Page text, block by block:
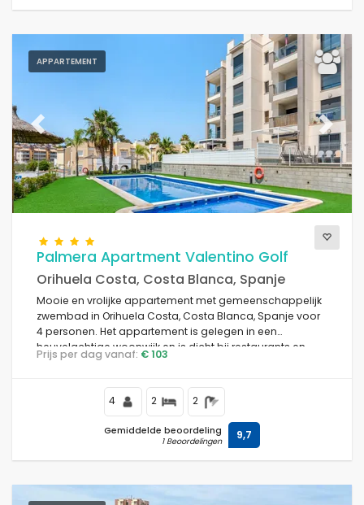
Afstanden
Comfort
Diensten
Keer bekeken
Extra categorieën
APPARTEMENT
Previous Next
Palmera Apartment Valentino Golf
Orihuela Costa, Costa Blanca, Spanje
Mooie en vrolijke appartement met gemeenschappelijk
zwembad in Orihuela Costa, Costa Blanca, Spanje voor
4 personen. Het appartement is gelegen in een
heuvelachtige woonwijk en is dicht bij restaurants en
bars.
Prijs per dag vanaf: € 103
4 2 2
Gemiddelde beoordeling
1 Beoordelingen 9,7